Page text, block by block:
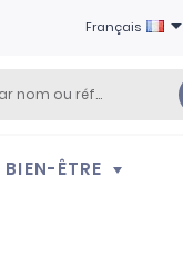
Français 
BIEN-ÊTRE